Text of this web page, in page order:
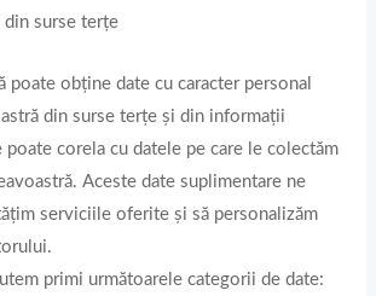
surse terțe
poate obține date cu caracter personal
din surse terțe și din informații
poate corela cu datele pe care le colectăm
Aceste date suplimentare ne
serviciile oferite și să personalizăm
primi următoarele categorii de date: